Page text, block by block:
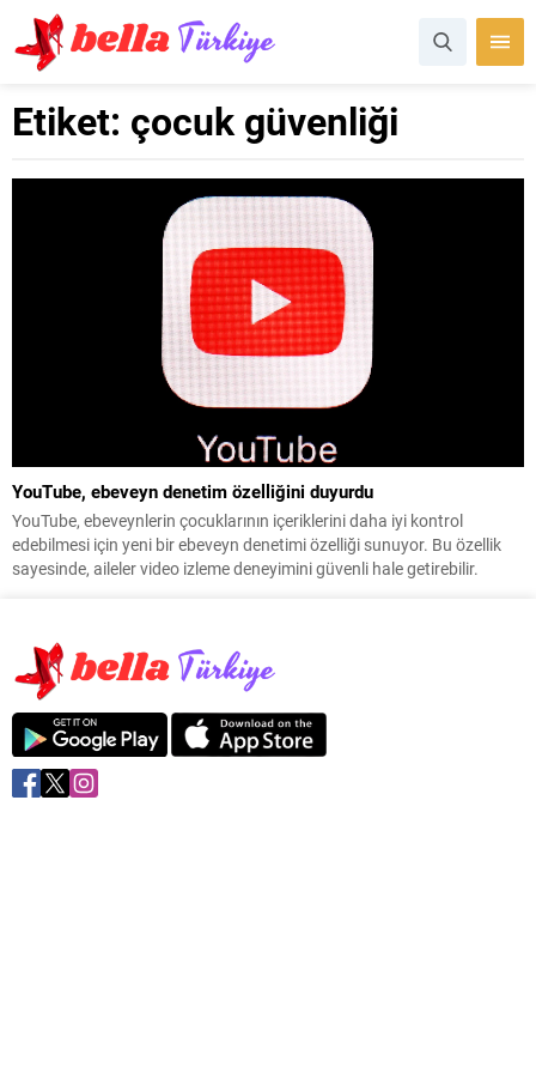
Etiket: çocuk güvenliği
YouTube, ebeveyn denetim özelliğini duyurdu
YouTube, ebeveynlerin çocuklarının içeriklerini daha iyi kontrol
edebilmesi için yeni bir ebeveyn denetimi özelliği sunuyor. Bu özellik
sayesinde, aileler video izleme deneyimini güvenli hale getirebilir.